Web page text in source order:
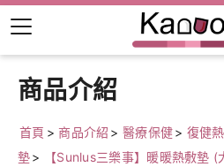
商品介紹
首頁 >商品介紹 >醫療保健> 復健
墊>
【Sunlus三樂事】暖暖熱敷墊